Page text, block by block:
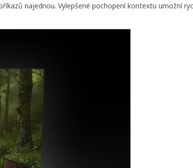
najednou. Vylepšené pochopení kontextu umožní